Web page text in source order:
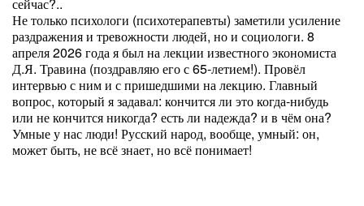
Не только психологи (психотерапевты) заметили усиление
раздражения и тревожности людей, но и социологи. 8
апреля 2026 года я был на лекции известного экономиста
Д.Я. Травина (поздравляю его с 65-летием!). Провёл
интервью с ним и с пришедшими на лекцию. Главный
вопрос, который я задавал: кончится ли это когда-нибудь
или не кончится никогда? есть ли надежда? и в чём она?
Умные у нас люди! Русский народ, вообще, умный: он,
может быть, не всё знает, но всё понимает!